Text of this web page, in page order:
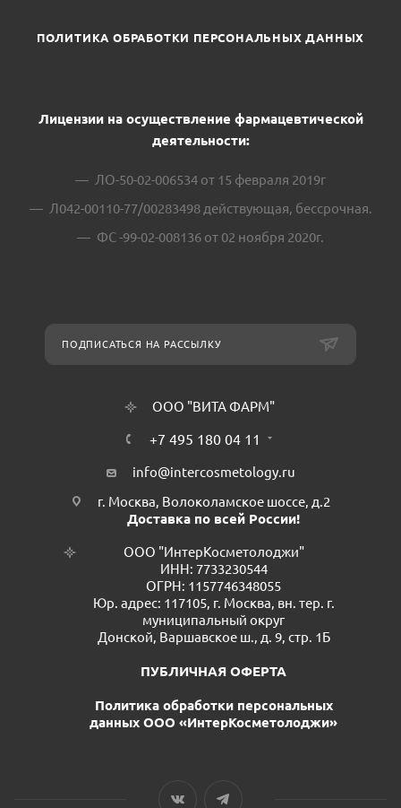
ПОЛИТИКА ОБРАБОТКИ ПЕРСОНАЛЬНЫХ ДАННЫХ
Лицензии на осуществление фармацевтической
деятельности:
ЛО-50-02-006534 от 15 февраля 2019г
Л042-00110-77/00283498 действующая, бессрочная.
ФС -99-02-008136 от 02 ноября 2020г.
ПОДПИСАТЬСЯ НА РАССЫЛКУ
ООО "ВИТА ФАРМ"
+7 495 180 04 11
info@intercosmetology.ru
г. Москва, Волоколамское шоссе, д.2
Доставка по всей России!
ООО "ИнтерКосметолоджи"
ИНН: 7733230544
ОГРН: 1157746348055
Юр. адрес: 117105, г. Москва, вн. тер. г.
муниципальный округ
Донской, Варшавское ш., д. 9, стр. 1Б
ПУБЛИЧНАЯ ОФЕРТА
Политика обработки персональных
данных ООО «ИнтерКосметолоджи»